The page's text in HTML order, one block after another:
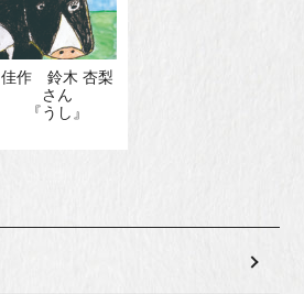
佳作 鈴木 杏梨
さん
『うし』